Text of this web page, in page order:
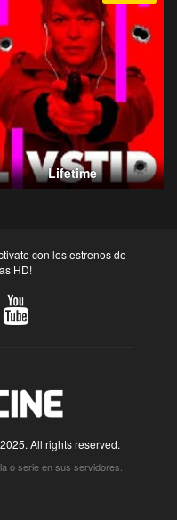
Lifetime
con los estrenos de
HD!
All rights reserved.
o serie en sus servidores.